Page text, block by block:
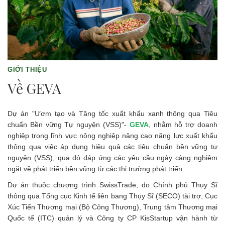
GIỚI THIỆU
Về GEVA
Dự án "Ươm tạo và Tăng tốc xuất khẩu xanh thông qua Tiêu
chuẩn Bền vững Tự nguyện (VSS)"- GEVA, nhằm hỗ trợ doanh
nghiệp trong lĩnh vực nông nghiệp nâng cao năng lực xuất khẩu
thông qua việc áp dụng hiệu quả các tiêu chuẩn bền vững tự
nguyện (VSS), qua đó đáp ứng các yêu cầu ngày càng nghiêm
ngặt về phát triển bền vững từ các thị trường phát triển.
Dự án thuộc chương trình SwissTrade, do Chính phủ Thụy Sĩ
thông qua Tổng cục Kinh tế liên bang Thụy Sĩ (SECO) tài trợ, Cục
Xúc Tiến Thương mại (Bộ Công Thương), Trung tâm Thương mại
Quốc tế (ITC) quản lý và Công ty CP KisStartup vận hành từ